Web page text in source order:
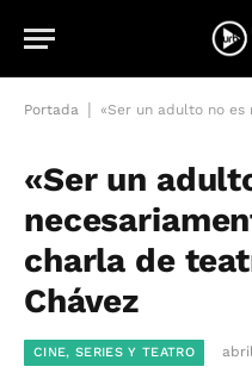
Portada «Ser un adulto no es
«Ser un
charla de
Chávez
CINE, SERIES Y TEATRO